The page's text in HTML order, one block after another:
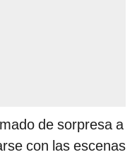
de sorpresa a
con las escenas